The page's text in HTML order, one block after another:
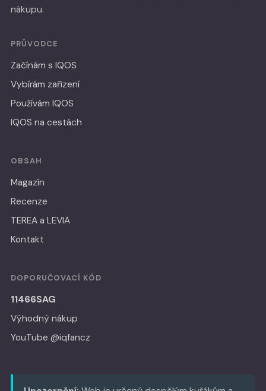
nákupu.
PRŮVODCE
Začínám s IQOS
Vybírám zařízení
Používám IQOS
IQOS na cestách
OBSAH
Magazín
Recenze
TEREA a LEVIA
Kontakt
DOPORUČOVACÍ KÓD
11466SAG
Výhodný nákup
YouTube @iqfancz